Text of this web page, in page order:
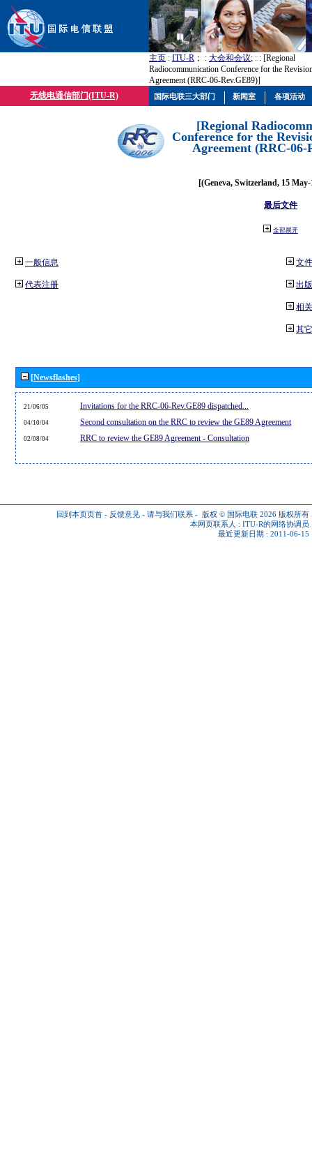
主页 : ITU-R ； : 大会和会议; : : [Regional
Radiocommunication Conference for the
Agreement (RRC-06-Rev.GE89)]
无线电通信部门(ITU-R)
[Regional
Conference for the
Agreement (RRC-06-
[(Geneva, Switzerland, 15
最后文件
全部展开
一般信息
代表注册
文件
出
相
其
[Newsflashes]
21/06/05 Invitations for the RRC-06-Rev.GE89 dispatched...
04/10/04 Second consultation on the RRC to review the GE89 Agreement
02/08/04 RRC to review the GE89 Agreement - Consultation
回到本页页首 - 反馈意见 - 请与我们联系 - 版权 © 国际电联 2026 版权所有
本网页联系人 : ITU-R的网络协调员
最近更新日期 : 2011-06-15
国际电联三大部门 新闻室 各项活动